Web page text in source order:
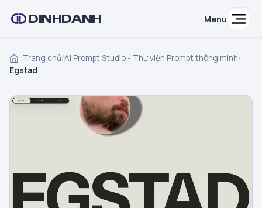
DINHDANH Menu
Trang chủ/AI Prompt Studio - Thư viện Prompt thông minh/
Egstad